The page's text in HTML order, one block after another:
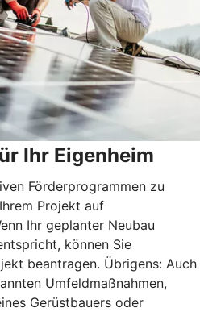
Ihr Eigenheim
Förderprogrammen zu
Projekt auf
Ihr geplanter Neubau
können Sie
beantragen. Übrigens: Auch
Umfeldmaßnahmen,
Gerüstbauers oder